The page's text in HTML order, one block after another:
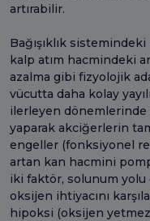
artırabilir.
Bağışıklık
kalp atım hacmindeki
azalma gibi fizyolojik
vücutta daha kolay
ilerleyen dönemlerinde
yaparak akciğerlerin
engeller (fonksiyonel
artan kan hacmini
iki faktör, solunum
oksijen ihtiyacını
hipoksi (oksijen